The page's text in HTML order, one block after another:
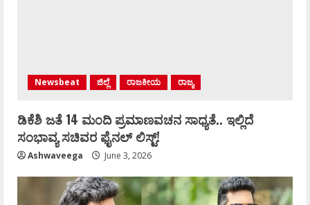
Newsbeat ಜಿಲ್ಲೆ ರಾಜಕೀಯ ರಾಜ್ಯ
ಡಿಕೆಶಿ ಜತೆ 14 ಮಂದಿ ಪ್ರಮಾಣವಚನ ಸಾಧ್ಯತೆ.. ಇಲ್ಲಿದೆ
ಸಂಭಾವ್ಯ ಸಚಿವರ ಫೈನಲ್ ಲಿಸ್ಟ್‌!
Ashwaveega June 3, 2026